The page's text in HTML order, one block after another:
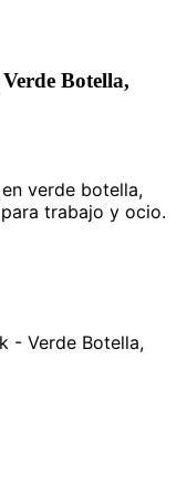
Botella,
verde botella,
trabajo y ocio.
- Verde Botella,